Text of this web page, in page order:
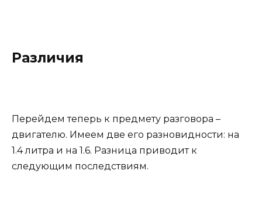
Различия
Перейдем теперь к предмету разговора –
двигателю. Имеем две его разновидности: на
1.4 литра и на 1.6. Разница приводит к
следующим последствиям.